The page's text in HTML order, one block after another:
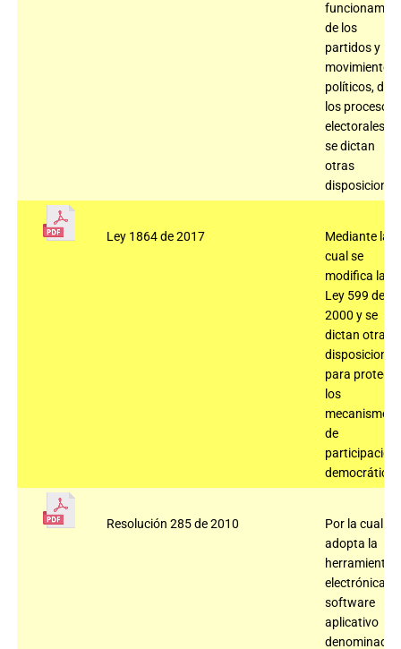
de los
partidos y
movimientos
políticos, de
los procesos
electorales y
se dictan
otras
Ley 1864 de 2017
Mediante la
cual se
modifica la
Ley 599 de
2000 y se
dictan otras
disposiciones
para proteger
los
mecanismos
de
participación
democrática
Resolución 285 de 2010
Por la cual se
adopta la
herramienta
electrónica,
software
aplicativo
denominado